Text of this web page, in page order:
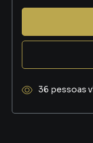
36 pessoas